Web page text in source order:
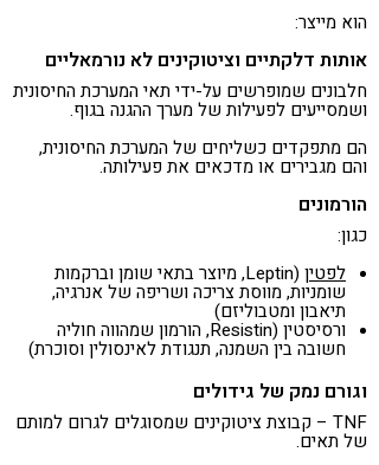
הוא מייצר:
אותות דלקתיים וציטוקינים לא נורמאליים
חלבונים שמופרשים על-ידי תאי המערכת החיסונית
ושמסייעים לפעילות של מערך ההגנה בגוף.
הם מתפקדים כשליחים של המערכת החיסונית,
והם מגבירים או מדכאים את פעילותה.
הורמונים
כגון:
לפטין
(Leptin, מיוצר בתאי שומן וברקמות
שומניות, מווסת צריכה ושריפה של אנרגיה,
תיאבון ומטבוליזם)
ורסיסטין (Resistin, הורמון שמהווה חוליה
חשובה בין השמנה, תנגודת לאינסולין וסוכרת)
וגורם נמק של גידולים
TNF – קבוצת ציטוקינים שמסוגלים לגרום למותם
של תאים.